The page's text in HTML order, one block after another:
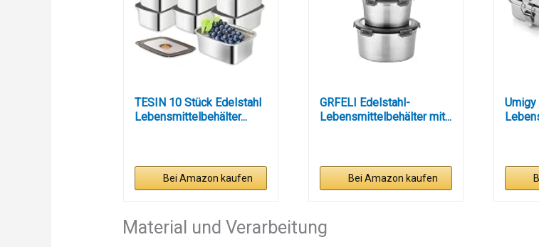
TESIN 10 Stück Edelstahl
Lebensmittelbehälter...
Bei Amazon kaufen
GRFELI Edelstahl-
Lebensmittelbehälter mit...
Bei Amazon kaufen
Material und Verarbeitung